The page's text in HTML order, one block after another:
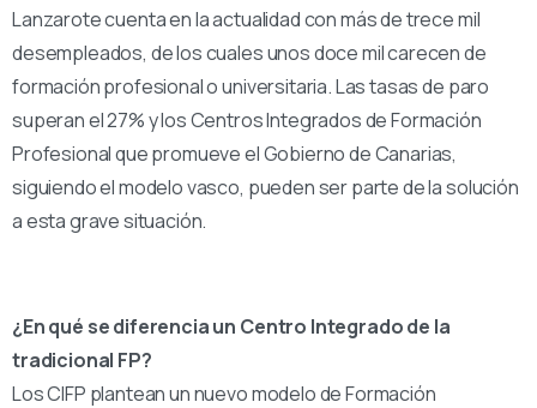
Lanzarote cuenta en la actualidad con más de trece mil
desempleados, de los cuales unos doce mil carecen de
formación profesional o universitaria. Las tasas de paro
superan el 27% y los Centros Integrados de Formación
Profesional que promueve el Gobierno de Canarias,
siguiendo el modelo vasco, pueden ser parte de la solución
a esta grave situación.
¿En qué se diferencia un Centro Integrado de la
tradicional FP?
Los CIFP plantean un nuevo modelo de Formación